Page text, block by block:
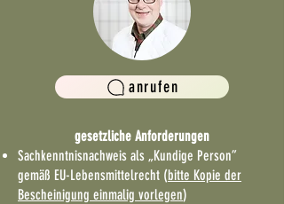
anrufen
gesetzliche Anforderungen
Sachkenntnisnachweis als „Kundige Person”
gemäß EU-Lebensmittelrecht (bitte Kopie der
Bescheinigung einmalig vorlegen)